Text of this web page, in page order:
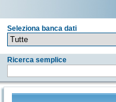
Seleziona banca dati
Ricerca semplice